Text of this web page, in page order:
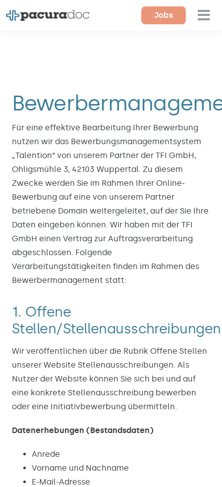
Inhalt
Magazin
Über uns
Kontakt
Jobs
Für eine effektive Bearbeitung Ihrer Bewerbung
nutzen wir das Bewerbungsmanagementsystem
„Talention“ von unserem Partner der TFI GmbH,
Ohligsmühle 3, 42103 Wuppertal. Zu diesem
Zwecke werden Sie im Rahmen Ihrer Online-
Bewerbung auf eine von unserem Partner
betriebene Domain weitergeleitet, auf der Sie Ihre
Daten eingeben können. Wir haben mit der TFI
GmbH einen Vertrag zur Auftragsverarbeitung
abgeschlossen. Folgende
Verarbeitungstätigkeiten finden im Rahmen des
Bewerbermanagement statt:
1. Offene
Stellen/Stellenausschreibungen
Wir veröffentlichen über die Rubrik Offene Stellen
unserer Website Stellenausschreibungen. Als
Nutzer der Website können Sie sich bei und auf
eine konkrete Stellenausschreibung bewerben
oder eine Initiativbewerbung übermitteln.
Datenerhebungen (Bestandsdaten)
Anrede
Vorname und Nachname
E-Mail-Adresse